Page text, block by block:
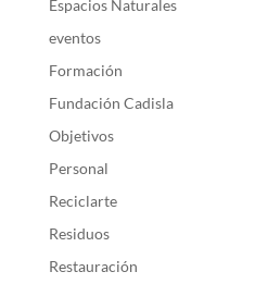
Espacios Naturales
eventos
Formación
Fundación Cadisla
Objetivos
Personal
Reciclarte
Residuos
Restauración